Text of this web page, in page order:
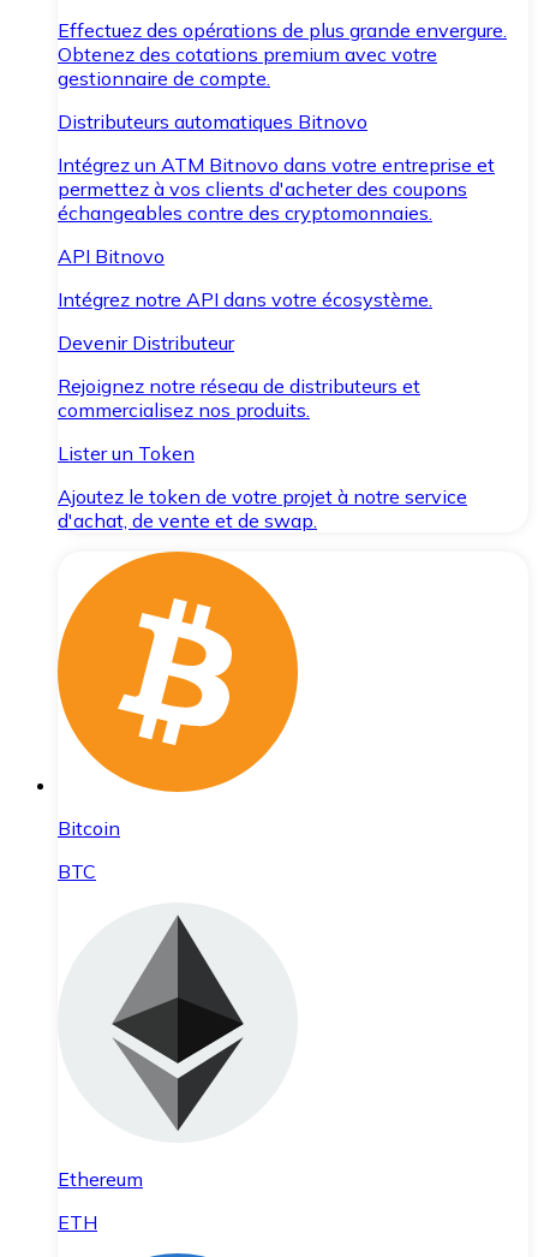
Effectuez des opérations de plus grande envergure.
Obtenez des cotations premium avec votre
gestionnaire de compte.
Distributeurs automatiques Bitnovo
Intégrez un ATM Bitnovo dans votre entreprise et
permettez à vos clients d'acheter des coupons
échangeables contre des cryptomonnaies.
API Bitnovo
Intégrez notre API dans votre écosystème.
Devenir Distributeur
Rejoignez notre réseau de distributeurs et
commercialisez nos produits.
Lister un Token
Ajoutez le token de votre projet à notre service
d'achat, de vente et de swap.
Bitcoin
BTC
Ethereum
ETH